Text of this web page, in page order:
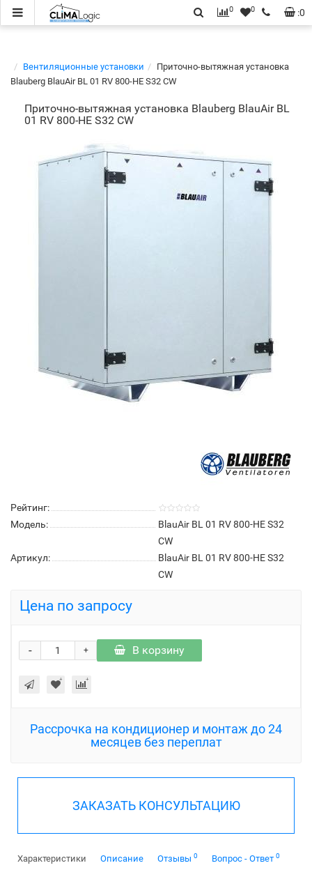
:0
0 0
Вентиляционные установки
Приточно-вытяжная установка
Blauberg BlauAir BL 01 RV 800-HE S32 CW
Приточно-вытяжная установка Blauberg BlauAir BL
01 RV 800-HE S32 CW
Рейтинг:
Модель:
BlauAir BL 01 RV 800-HE S32
CW
Артикул:
BlauAir BL 01 RV 800-HE S32
CW
Цена по запросу
+
- В корзину
Рассрочка на кондиционер и монтаж до 24
месяцев без переплат
ЗАКАЗАТЬ КОНСУЛЬТАЦИЮ
Характеристики Описание Отзывы 0 Вопрос - Ответ 0